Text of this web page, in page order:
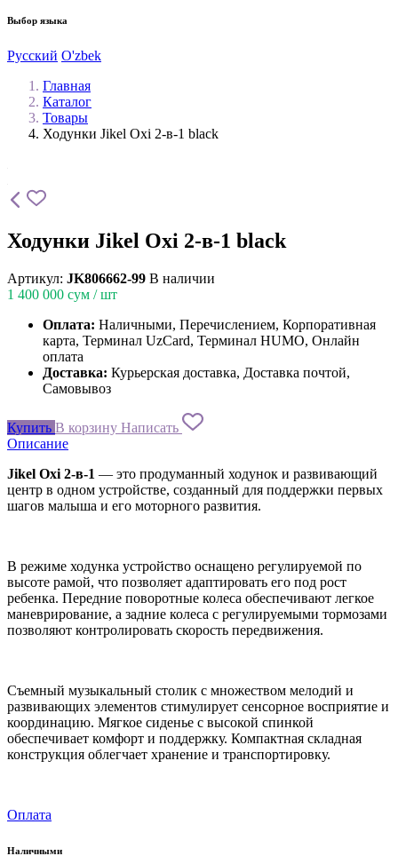
Выбор языка
Русский O'zbek
Главная
Каталог
Товары
Ходунки Jikel Oxi 2-в-1 black
Ходунки Jikel Oxi 2-в-1 black
Артикул: JK806662-99 В наличии
1 400 000 сум / шт
Оплата: Наличными, Перечислением, Корпоративная
карта, Терминал UzCard, Терминал HUMO, Онлайн
оплата
Доставка: Курьерская доставка, Доставка почтой,
Самовывоз
Купить В корзину Написать
Описание
Jikel Oxi 2-в-1 — это продуманный ходунок и развивающий
центр в одном устройстве, созданный для поддержки первых
шагов малыша и его моторного развития.
В режиме ходунка устройство оснащено регулируемой по
высоте рамой, что позволяет адаптировать его под рост
ребенка. Передние поворотные колеса обеспечивают легкое
маневрирование, а задние колеса с регулируемыми тормозами
позволяют контролировать скорость передвижения.
Съемный музыкальный столик с множеством мелодий и
развивающих элементов стимулирует сенсорное восприятие и
координацию. Мягкое сиденье с высокой спинкой
обеспечивает комфорт и поддержку. Компактная складная
конструкция облегчает хранение и транспортировку.​
Оплата
Наличными